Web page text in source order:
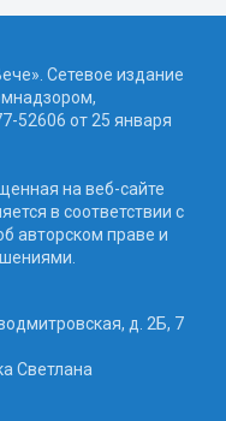
Сетевое издание
52606 от 25 января
на веб-сайте
в соответствии с
авторском праве и
д. 2Б, 7
Светлана